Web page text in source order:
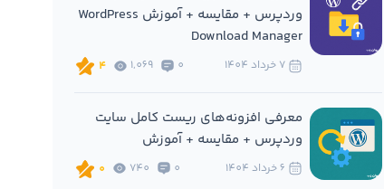
وردپرس + مقایسه + آموزش WordPress
Download Manager
0
1,069
4
معرفی افزونه‌های ریست کامل سایت
وردپرس + مقایسه + آموزش
0
740
0